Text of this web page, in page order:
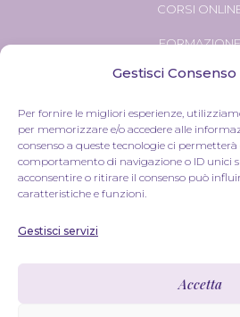
Gestisci
Per fornire le migliori esperienze,
per memorizzare e/o accedere alle
consenso a queste tecnologie ci
comportamento di navigazione o ID unici
acconsentire o ritirare il consenso può
caratteristiche e funzioni.
Gestisci servizi
Accetta
CORSI
FORMAZIONE
Privacy Policy |Termini e
Roxana Degiovanni
Tutti i contenuti presenti su questo
da Jessica Pellegrino. Alcuni testi e